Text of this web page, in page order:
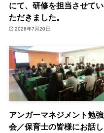
にて、研修を担当させてい
ただきました。
2026年7月20日
アンガーマネジメント勉強
会／保育士の皆様にお話し